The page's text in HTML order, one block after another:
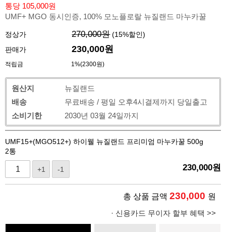
통당 105,000원
UMF+ MGO 동시인증, 100% 모노플로랄 뉴질랜드 마누카꿀
정상가 270,000원 (15%할인)
판매가
230,000원
적립금 1%(2300원)
원산지
뉴질랜드
배송
무료배송 / 평일 오후4시결제까지 당일출고
소비기한
2030년 03월 24일까지
UMF15+(MGO512+) 하이웰 뉴질랜드 프리미엄 마누카꿀 500g
2통
+1 -1 230,000원
총 상품 금액 230,000 원
· 신용카드 무이자 할부 혜택 >>